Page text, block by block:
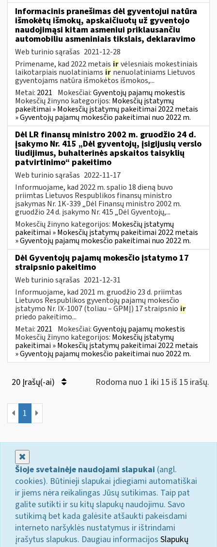
Informacinis pranešimas dėl gyventojui natūra
išmokėtų išmokų, apskaičiuotų už gyventojo
naudojimąsi kitam asmeniui priklausančiu
automobiliu asmeniniais tikslais, deklaravimo
Web turinio sąrašas 2021-12-28
Primename, kad 2022 metais irvėlesniais mokestiniais
laikotarpiais nuolatiniams irnenuolatiniams Lietuvos
gyventojams natūra išmokėtos išmokos,...
Metai: 2021 Mokesčiai:Gyventojų pajamų mokestis
Mokesčių žinyno kategorijos: Mokesčių įstatymų
pakeitimai » Mokesčių įstatymų pakeitimai 2022 metais
» Gyventojų pajamų mokesčio pakeitimai nuo 2022 m.
Dėl LR finansų ministro 2002 m. gruodžio 24 d.
įsakymo Nr. 415 „Dėl gyventojų, įsigijusių verslo
liudijimus, buhalterinės apskaitos taisyklių
patvirtinimo“ pakeitimo
Web turinio sąrašas 2022-11-17
Informuojame, kad 2022 m. spalio 18 dieną buvo
priimtas Lietuvos Respublikos finansų ministro
įsakymas Nr. 1K-339 „Dėl Finansų ministro 2002 m.
gruodžio 24 d. įsakymo Nr. 415 „Dėl Gyventojų,...
Mokesčių žinyno kategorijos: Mokesčių įstatymų
pakeitimai » Mokesčių įstatymų pakeitimai 2022 metais
» Gyventojų pajamų mokesčio pakeitimai nuo 2022 m.
Dėl Gyventojų pajamų mokesčio įstatymo 17
straipsnio pakeitimo
Web turinio sąrašas 2021-12-31
Informuojame, kad 2021 m. gruodžio 23 d. priimtas
Lietuvos Respublikos gyventojų pajamų mokesčio
įstatymo Nr. IX-1007 (toliau – GPMĮ) 17 straipsnio ir
priedo pakeitimo...
Metai: 2021 Mokesčiai:Gyventojų pajamų mokestis
Mokesčių žinyno kategorijos: Mokesčių įstatymų
pakeitimai » Mokesčių įstatymų pakeitimai 2022 metais
» Gyventojų pajamų mokesčio pakeitimai nuo 2022 m.
20 Įrašų(-ai) Rodoma nuo 1 iki 15 iš 15 irašų.
1
Šioje svetainėje naudojami slapukai (angl.
cookies). Būtinieji slapukai įdiegiami automatiškai
ir jiems nėra reikalingas Jūsų sutikimas. Taip pat
galite sutikti ir su kitų slapukų naudojimu. Savo
sutikimą bet kada galėsite atšaukti pakeisdami
interneto naršyklės nustatymus ir ištrindami
įrašytus slapukus. Daugiau informacijos Slapukų